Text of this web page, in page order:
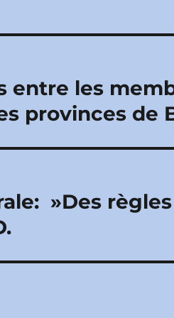
entre les
provinces
»Des